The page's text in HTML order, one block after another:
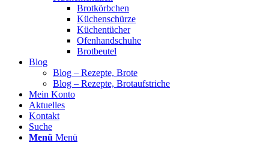
Brotkörbchen
Küchenschürze
Küchentücher
Ofenhandschuhe
Brotbeutel
Blog
Blog – Rezepte, Brote
Blog – Rezepte, Brotaufstriche
Mein Konto
Aktuelles
Kontakt
Suche
Menü Menü